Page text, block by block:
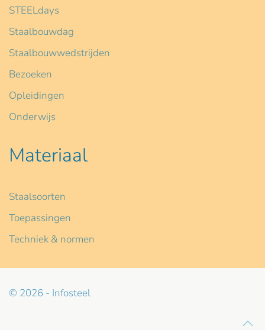
STEELdays
Staalbouwdag
Staalbouwwedstrijden
Bezoeken
Opleidingen
Onderwijs
Materiaal
Staalsoorten
Toepassingen
Techniek & normen
© 2026 - Infosteel